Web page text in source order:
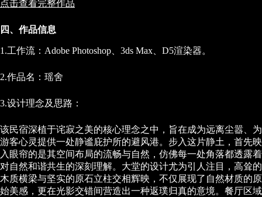
点击查看完整作品
四、作品信息
1.工作流：Adobe Photoshop、3ds Max、D5渲染器。
2.作品名：瑶舍
3.设计理念及思路：
该民宿深植于诧寂之美的核心理念之中，旨在成为远离尘嚣、为
游客心灵提供一处静谧庇护所的避风港。步入这片静土，首先映
入眼帘的是其空间布局的流畅与自然，仿佛每一处角落都透露着
对自然和谐共生的深刻理解。大堂的设计尤为引人注目，高耸的
木质横梁与坚实的原石立柱交相辉映，不仅展现了自然材质的原
始美感，更在光影交错间营造出一种返璞归真的意境。餐厅区域